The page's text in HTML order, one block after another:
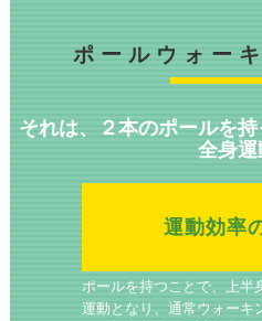
ポールウォー
それは、２本のポールを
全身運
運動効率
ポールを持つことで、上半
運動となり、通常ウォーキ